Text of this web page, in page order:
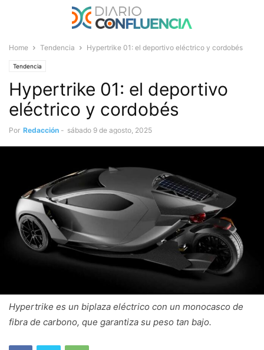
Home Tendencia Hypertrike 01: el deportivo eléctrico y cordobés
Tendencia
Hypertrike 01: el deportivo
eléctrico y cordobés
Por Redacción - sábado 9 de agosto, 2025
Hypertrike es un biplaza eléctrico con un monocasco de
fibra de carbono, que garantiza su peso tan bajo.